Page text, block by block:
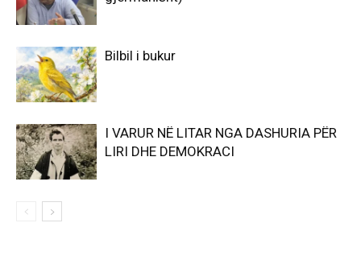
Bilbil i bukur
I VARUR NË LITAR NGA DASHURIA PËR
LIRI DHE DEMOKRACI